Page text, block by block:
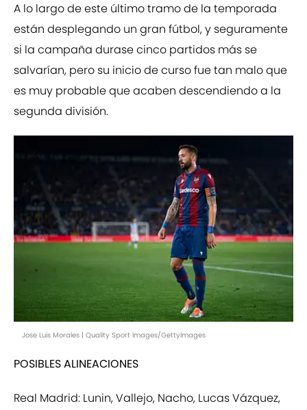
A lo largo de este último tramo de la temporada
están desplegando un gran fútbol, y seguramente
si la campaña durase cinco partidos más se
salvarían, pero su inicio de curso fue tan malo que
es muy probable que acaben descendiendo a la
segunda división.
Jose Luis Morales | Quality Sport Images/GettyImages
POSIBLES ALINEACIONES
Real Madrid: Lunin, Vallejo, Nacho, Lucas Vázquez,